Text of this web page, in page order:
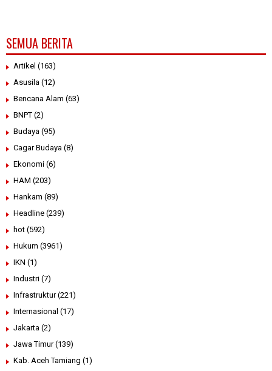
SEMUA BERITA
Artikel (163)
Asusila (12)
Bencana Alam (63)
BNPT (2)
Budaya (95)
Cagar Budaya (8)
Ekonomi (6)
HAM (203)
Hankam (89)
Headline (239)
hot (592)
Hukum (3961)
IKN (1)
Industri (7)
Infrastruktur (221)
Internasional (17)
Jakarta (2)
Jawa Timur (139)
Kab. Aceh Tamiang (1)